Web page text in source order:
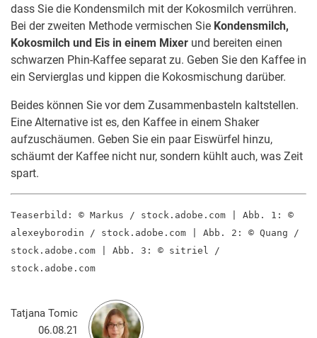
dass Sie die Kondensmilch mit der Kokosmilch verrühren.
Bei der zweiten Methode vermischen Sie Kondensmilch,
Kokosmilch und Eis in einem Mixer und bereiten einen
schwarzen Phin-Kaffee separat zu. Geben Sie den Kaffee in
ein Servierglas und kippen die Kokosmischung darüber.
Beides können Sie vor dem Zusammenbasteln kaltstellen.
Eine Alternative ist es, den Kaffee in einem Shaker
aufzuschäumen. Geben Sie ein paar Eiswürfel hinzu,
schäumt der Kaffee nicht nur, sondern kühlt auch, was Zeit
spart.
Teaserbild: © Markus / stock.adobe.com | Abb. 1: ©
alexeyborodin / stock.adobe.com | Abb. 2: © Quang /
stock.adobe.com | Abb. 3: © sitriel /
stock.adobe.com
Tatjana Tomic
06.08.21